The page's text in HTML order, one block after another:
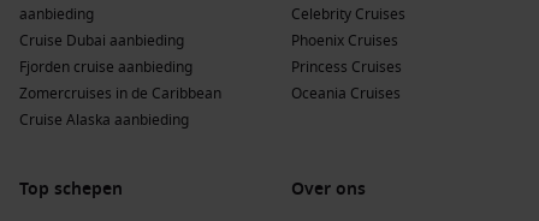
Juli en augustus zijn het populairst vanwege het stabielere
weer en de beste kansen om walvissen te zien. In juni en
september liggen de prijzen vaak iets lager en is het rustiger
aan land. Voor wie graag fotografeert of van serene
landschappen houdt, zijn dit uitstekende maanden om te
aanbieding
Cruise Dubai aanbieding
Fjorden cruise aanbieding
Zomercruises in de Caribbean
Cruise Alaska aanbieding
Celebrity Cruises
Phoenix Cruises
Princess Cruises
Oceania Cruises
Top schepen
Over ons